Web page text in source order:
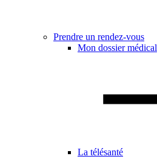
Prendre un rendez-vous
Mon dossier médical
La télésanté